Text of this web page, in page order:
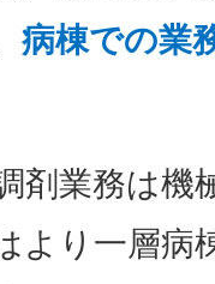
病棟での業
剤業務は機
より一層病